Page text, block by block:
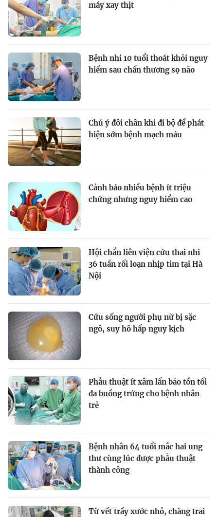
máy xay thịt
Bệnh nhi 10 tuổi thoát khỏi nguy
hiểm sau chấn thương sọ não
Chú ý đôi chân khi đi bộ để phát
hiện sớm bệnh mạch máu
Cảnh báo nhiều bệnh ít triệu
chứng nhưng nguy hiểm cao
Hội chẩn liên viện cứu thai nhi
36 tuần rối loạn nhịp tim tại Hà
Nội
Cứu sống người phụ nữ bị sặc
ngô, suy hô hấp nguy kịch
Phẫu thuật ít xâm lấn bảo tồn tối
đa buồng trứng cho bệnh nhân
trẻ
Bệnh nhân 64 tuổi mắc hai ung
thư cùng lúc được phẫu thuật
thành công
Từ vết trầy xước nhỏ, chàng trai